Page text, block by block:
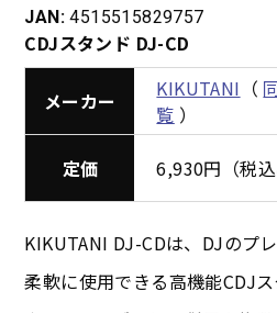
JAN: 4515515829757
CDJスタンド DJ-CD
メーカー KIKUTANI （
覧 ）
定価 6,930円（税込
KIKUTANI DJ-CDは、DJのプ
柔軟に使用できる高機能CDJ